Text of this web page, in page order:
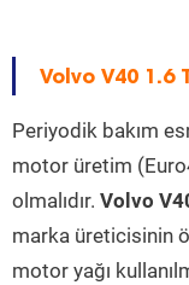
Volvo V40 1.6
Periyodik bakım
motor üretim
olmalıdır. Volvo
marka üreticisinin
motor yağı